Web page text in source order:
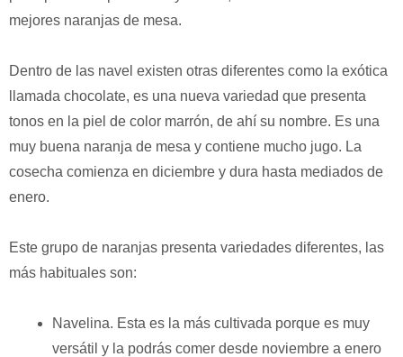
mejores naranjas de mesa.
Dentro de las navel existen otras diferentes como la exótica
llamada chocolate, es una nueva variedad que presenta
tonos en la piel de color marrón, de ahí su nombre. Es una
muy buena naranja de mesa y contiene mucho jugo. La
cosecha comienza en diciembre y dura hasta mediados de
enero.
Este grupo de naranjas presenta variedades diferentes, las
más habituales son:
Navelina. Esta es la más cultivada porque es muy
versátil y la podrás comer desde noviembre a enero